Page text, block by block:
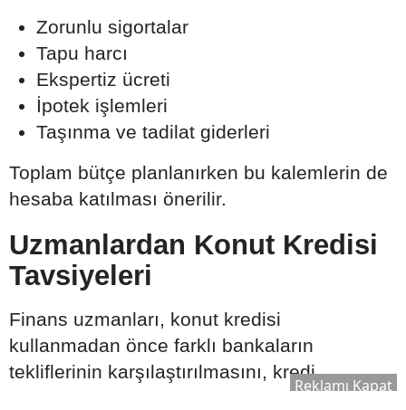
Zorunlu sigortalar
Tapu harcı
Ekspertiz ücreti
İpotek işlemleri
Taşınma ve tadilat giderleri
Toplam bütçe planlanırken bu kalemlerin de
hesaba katılması önerilir.
Uzmanlardan Konut Kredisi
Tavsiyeleri
Finans uzmanları, konut kredisi
kullanmadan önce farklı bankaların
tekliflerinin karşılaştırılmasını, kredi
sözleşmesindeki tüm maddelerin dikkatle
Reklamı Kapat